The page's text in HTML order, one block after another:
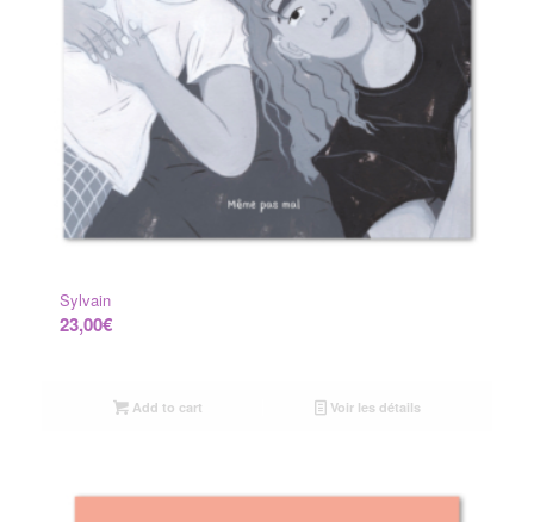
Sylvain
23,00€
Add to cart Voir les détails